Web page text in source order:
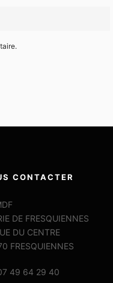
CONTACTER
DE FRESQUIENNES
DU CENTRE
FRESQUIENNES
49 64 29 40